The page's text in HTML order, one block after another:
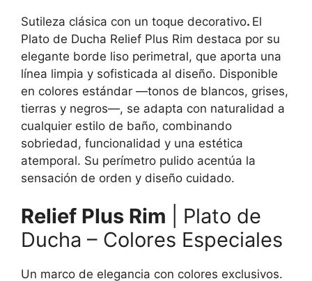
Sutileza clásica con un toque decorativo. El
Plato de Ducha Relief Plus Rim destaca por su
elegante borde liso perimetral, que aporta una
línea limpia y sofisticada al diseño. Disponible
en colores estándar —tonos de blancos, grises,
tierras y negros—, se adapta con naturalidad a
cualquier estilo de baño, combinando
sobriedad, funcionalidad y una estética
atemporal. Su perímetro pulido acentúa la
sensación de orden y diseño cuidado.
Relief Plus Rim | Plato de
Ducha – Colores Especiales
Un marco de elegancia con colores exclusivos.